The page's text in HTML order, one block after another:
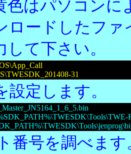
色はパソコンに
ロードしたフ
て下さい。
31
定します。
番号を調べま